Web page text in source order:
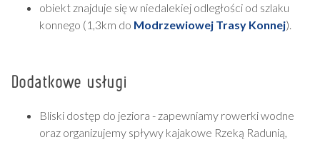
obiekt znajduje się w niedalekiej odległości od szlaku
konnego (1,3km do Modrzewiowej Trasy Konnej).
Dodatkowe usługi
Bliski dostęp do jeziora - zapewniamy rowerki wodne
oraz organizujemy spływy kajakowe Rzeką Radunią,